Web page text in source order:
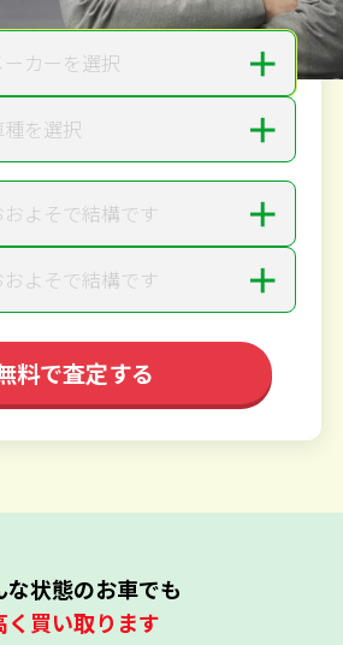
ーカーを選択 ＋
種を選択 ＋
およそで結構です ＋
およそで結構です ＋
料で査定する
な状態のお車でも
く買い取ります